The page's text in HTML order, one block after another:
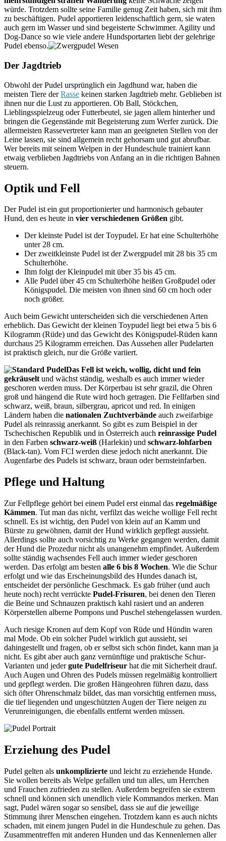
würde. Trotzdem sollte seine Familie genug Zeit haben, sich mit ihm
zu beschäftigen. Pudel apportieren leidenschaftlich gern, sie waten
auch gern im Wasser und sind begeisterte Schwimmer. Agility und
Dog-Dance so wie viele andere Hundsportarten liebt der gelehrige
Pudel ebenso.
Der Jagdtrieb
Obwohl der Pudel ursprünglich ein Jagdhund war, haben die
meisten Tiere derRasse keinen starken Jagdtrieb mehr. Geblieben ist
ihnen nur die Lust zu apportieren. Ob Ball, Stöckchen,
Lieblingsspielzeug oder Futterbeutel, sie jagen allem hinterher und
bringen die Gegenstände mit Begeisterung zum Werfer zurück. Die
allermeisten Rassevertreter kann man an geeigneten Stellen von der
Leine lassen, sie sind allgemein recht gehorsam und gut abrufbar.
Wer bereits mit seinem Welpen in der Hundeschule trainiert kann
etwaig verblieben Jagdtriebs von Anfang an in die richtigen Bahnen
steuern.
Optik und Fell
Der Pudel ist ein gut proportionierter und harmonisch gebauter
Hund, den es heute in vier verschiedenen Größen gibt.
Der kleinste Pudel ist der Toypudel. Er hat eine Schulterhöhe
unter 28 cm.
Der zweitkleinste Pudel ist der Zwergpudel mit 28 bis 35 cm
Schulterhöhe.
Ihm folgt der Kleinpudel mit über 35 bis 45 cm.
Alle Pudel über 45 cm Schulterhöhe heißen Großpudel oder
Königspudel. Die meisten von ihnen sind 60 cm hoch oder
noch größer.
Auch beim Gewicht unterscheiden sich die verschiedenen Arten
erheblich. Das Gewicht der kleinen Toypudel liegt bei etwa 5 bis 6
Kilogramm (Rüde) und das Gewicht des Königspudel-Rüden kann
durchaus 25 Kilogramm erreichen. Das Aussehen aller Pudelarten
ist praktisch gleich, nur die Größe variiert.
Das Fell ist weich, wollig, dicht und fein
gekräuseltund wächst ständig, weshalb es auch immer wieder
geschoren werden muss. Der Körperbau ist sehr grazil, die Ohren
groß und hängend die Rute wird hoch getragen. Die Fellfarben sind
schwarz, weiß, braun, silbergrau, apricot und red. In einigen
Ländern haben die nationalen Zuchtverbände auch zweifarbige
Pudel als reinrassig anerkannt. So gibt es zum Beispiel in der
Tschechischen Republik und in Österreich auch reinrassige Pudel
in den Farben schwarz-weiß (Harlekin) und schwarz-lohfarben
(Black-tan). Vom FCI werden diese jedoch nicht anerkannt. Die
Augenfarbe des Pudels ist schwarz, braun oder bernsteinfarben.
Pflege und Haltung
Zur Fellpflege gehört bei einem Pudel erst einmal das regelmäßige
Kämmen. Tut man das nicht, verfilzt das weiche wollige Fell recht
schnell. Es ist wichtig, den Pudel von klein auf an Kamm und
Bürste zu gewöhnen, damit der Hund wirklich gepflegt aussieht.
Allerdings sollte auch vorsichtig zu Werke gegangen werden, damit
der Hund die Prozedur nicht als unangenehm empfindet. Außerdem
sollte ständig wachsendes Fell auch immer wieder geschoren
werden. Das erfolgt am besten alle 6 bis 8 Wochen. Wie die Schur
erfolgt und wie das Erscheinungsbild des Hundes danach ist,
entscheidet der persönliche Geschmack. Es gab früher (und auch
heute noch) recht verrückte Pudel-Frisuren, bei denen den Tieren
die Beine und Schnauzen praktisch kahl rasiert und an anderen
Körperstellen alberne Pompons und Puschel stehengelassen wurden.
Auch riesige Kronen auf dem Kopf von Rüde und Hündin waren
mal Mode. Ob ein solcher Pudel wirklich gut aussieht, sei
dahingestellt und fragen, ob er selbst sich schön findet, kann man ja
nicht. Es gibt aber auch ganz vernünftige und praktische Schur-
Varianten und jedergute Pudelfriseur hat die mit Sicherheit drauf.
Auch Augen und Ohren des Pudels müssen regelmäßig kontrolliert
und gepflegt werden. Die großen Hängeohren führen dazu, dass
sich öfter Ohrenschmalz bildet, das man vorsichtig entfernen muss,
die tief liegenden und ungeschützten Augen der Tiere neigen zu
Verunreinigungen, die ebenfalls entfernt werden müssen.
Erziehung des Pudel
Pudel gelten als unkomplizierte und leicht zu erziehende Hunde.
Sie wollen bereits als Welpe gefallen und tun alles, um Herrchen
und Frauchen zufrieden zu stellen. Außerdem begreifen sie extrem
schnell und können sich unendlich viele Kommandos merken. Man
sagt, Pudel wären sogar so sensibel, dass sie auf die jeweilige
Stimmung ihrer Menschen eingehen. Trotzdem kann es auch nichts
schaden, mit einem jungen Pudel in die Hundeschule zu gehen. Das
Zusammentreffen mit anderen Hunden und das Kennenlernen aller